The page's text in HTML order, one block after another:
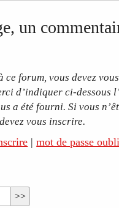
un
forum, vous devez
d’indiquer ci-dessous
a été fourni. Si vous
vous inscrire.
|mot de passe